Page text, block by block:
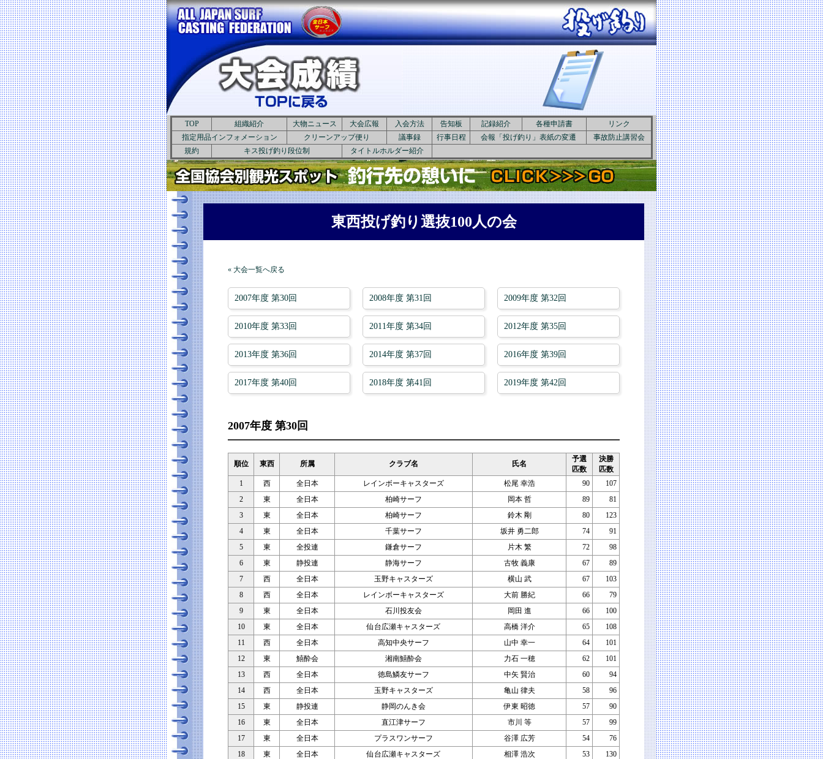
TOP 組織紹介 大物ニュース 大会広報 入会方法 告知板 記録紹介 各種申請書
リンク
指定用品インフォメーション
クリーンアップ便り 議事録 行事日程 会報「投げ釣り」表紙の変遷
事故防止講習会
規約
キス投げ釣り段位制 タイトルホルダー紹介
東西投げ釣り選抜100人の会
« 大会一覧へ戻る
2007年度 第30回 2008年度 第31回 2009年度 第32回
2010年度 第33回 2011年度 第34回 2012年度 第35回
2013年度 第36回 2014年度 第37回 2016年度 第39回
2017年度 第40回 2018年度 第41回 2019年度 第42回
2007年度 第30回
順位 東西 所属 クラブ名 氏名
予選
匹数
決勝
匹数
1
西 全日本 レインボーキャスターズ 松尾 幸浩 90
107
2
東 全日本 柏崎サーフ 岡本 哲 89
81
3
東 全日本 柏崎サーフ 鈴木 剛 80
123
4
東 全日本 千葉サーフ 坂井 勇二郎 74
91
5
東 全投連 鎌倉サーフ 片木 繁 72
98
6
東 静投連 静海サーフ 古牧 義康 67
89
7
西 全日本 玉野キャスターズ 横山 武 67
103
8
西 全日本 レインボーキャスターズ 大前 勝紀 66
79
9
東 全日本 石川投友会 岡田 進 66
100
10
東 全日本 仙台広瀬キャスターズ 高橋 洋介 65
108
11
西 全日本 高知中央サーフ 山中 幸一 64
101
12
東 鱚酔会 湘南鱚酔会 力石 一穂 62
101
13
西 全日本 徳島鱗友サーフ 中矢 賢治 60
94
14
西 全日本 玉野キャスターズ 亀山 律夫 58
96
15
東 静投連 静岡のんき会 伊東 昭徳 57
90
16
東 全日本 直江津サーフ 市川 等 57
99
17
東 全日本 プラスワンサーフ 谷澤 広芳 54
76
18
東 全日本 仙台広瀬キャスターズ 相澤 浩次 53
130